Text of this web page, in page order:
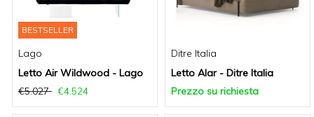
BESTSELLER
Lago
Letto Air Wildwood - Lago
€5.027
€4.524
Ditre Italia
Letto Alar - Ditre Italia
Prezzo su richiesta